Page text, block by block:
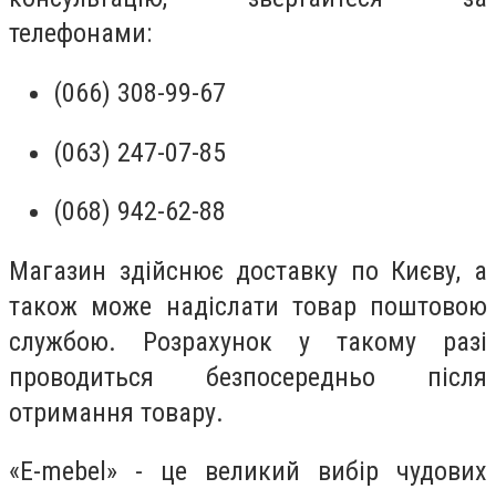
телефонами:
(066) 308-99-67
(063) 247-07-85
(068) 942-62-88
Магазин здійснює доставку по Києву, а
також може надіслати товар поштовою
службою. Розрахунок у такому разі
проводиться безпосередньо після
отримання товару.
«E-mebel» - це великий вибір чудових